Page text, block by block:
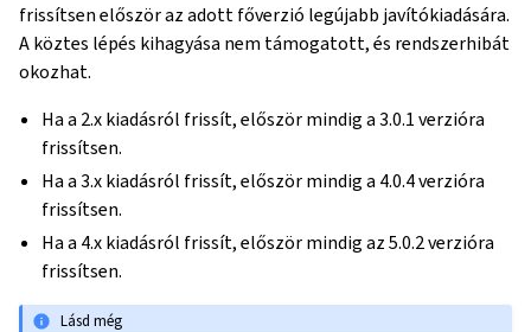
frissítsen először az adott főverzió legújabb javítókiadására.
A köztes lépés kihagyása nem támogatott, és rendszerhibát
okozhat.
Ha a 2.x kiadásról frissít, először mindig a 3.0.1 verzióra
frissítsen.
Ha a 3.x kiadásról frissít, először mindig a 4.0.4 verzióra
frissítsen.
Ha a 4.x kiadásról frissít, először mindig az 5.0.2 verzióra
frissítsen.
Lásd még